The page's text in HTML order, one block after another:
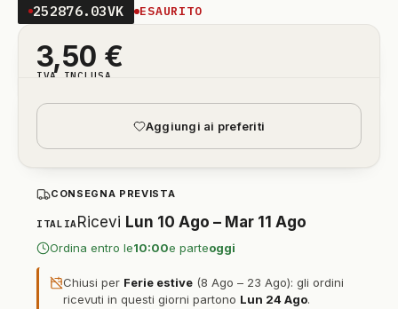
252876.03VK ESAURITO
3,50 €
IVA INCLUSA
Aggiungi ai preferiti
CONSEGNA PREVISTA
ITALIA Ricevi Lun 10 Ago – Mar 11 Ago
Ordina entro le10:00e parteoggi
Chiusi per Ferie estive (8 Ago – 23 Ago): gli ordini
ricevuti in questi giorni partono Lun 24 Ago.